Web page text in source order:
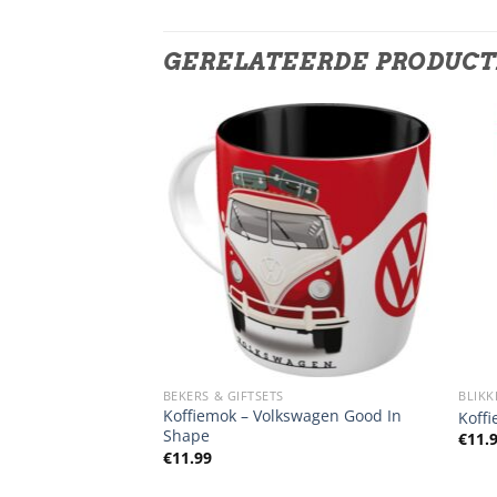
GERELATEERDE
BEKERS & GIFTSETS
Koffiemok – Volkswagen Good In
Shape
€11.99
€